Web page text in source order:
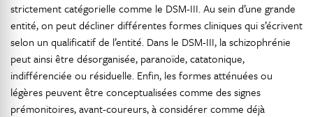
strictement catégorielle comme le DSM-III. Au sein d’une grande
entité, on peut décliner différentes formes cliniques qui s’écrivent
selon un qualificatif de l’entité. Dans le DSM-III, la schizophrénie
peut ainsi être désorganisée, paranoïde, catatonique,
indifférenciée ou résiduelle. Enfin, les formes atténuées ou
légères peuvent être conceptualisées comme des signes
prémonitoires, avant-coureurs, à considérer comme déjà